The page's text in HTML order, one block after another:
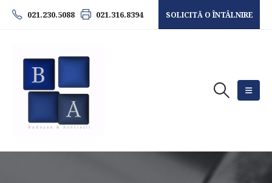
021.230.5088 021.316.8394 SOLICITĂ O ÎNTÂLNIRE